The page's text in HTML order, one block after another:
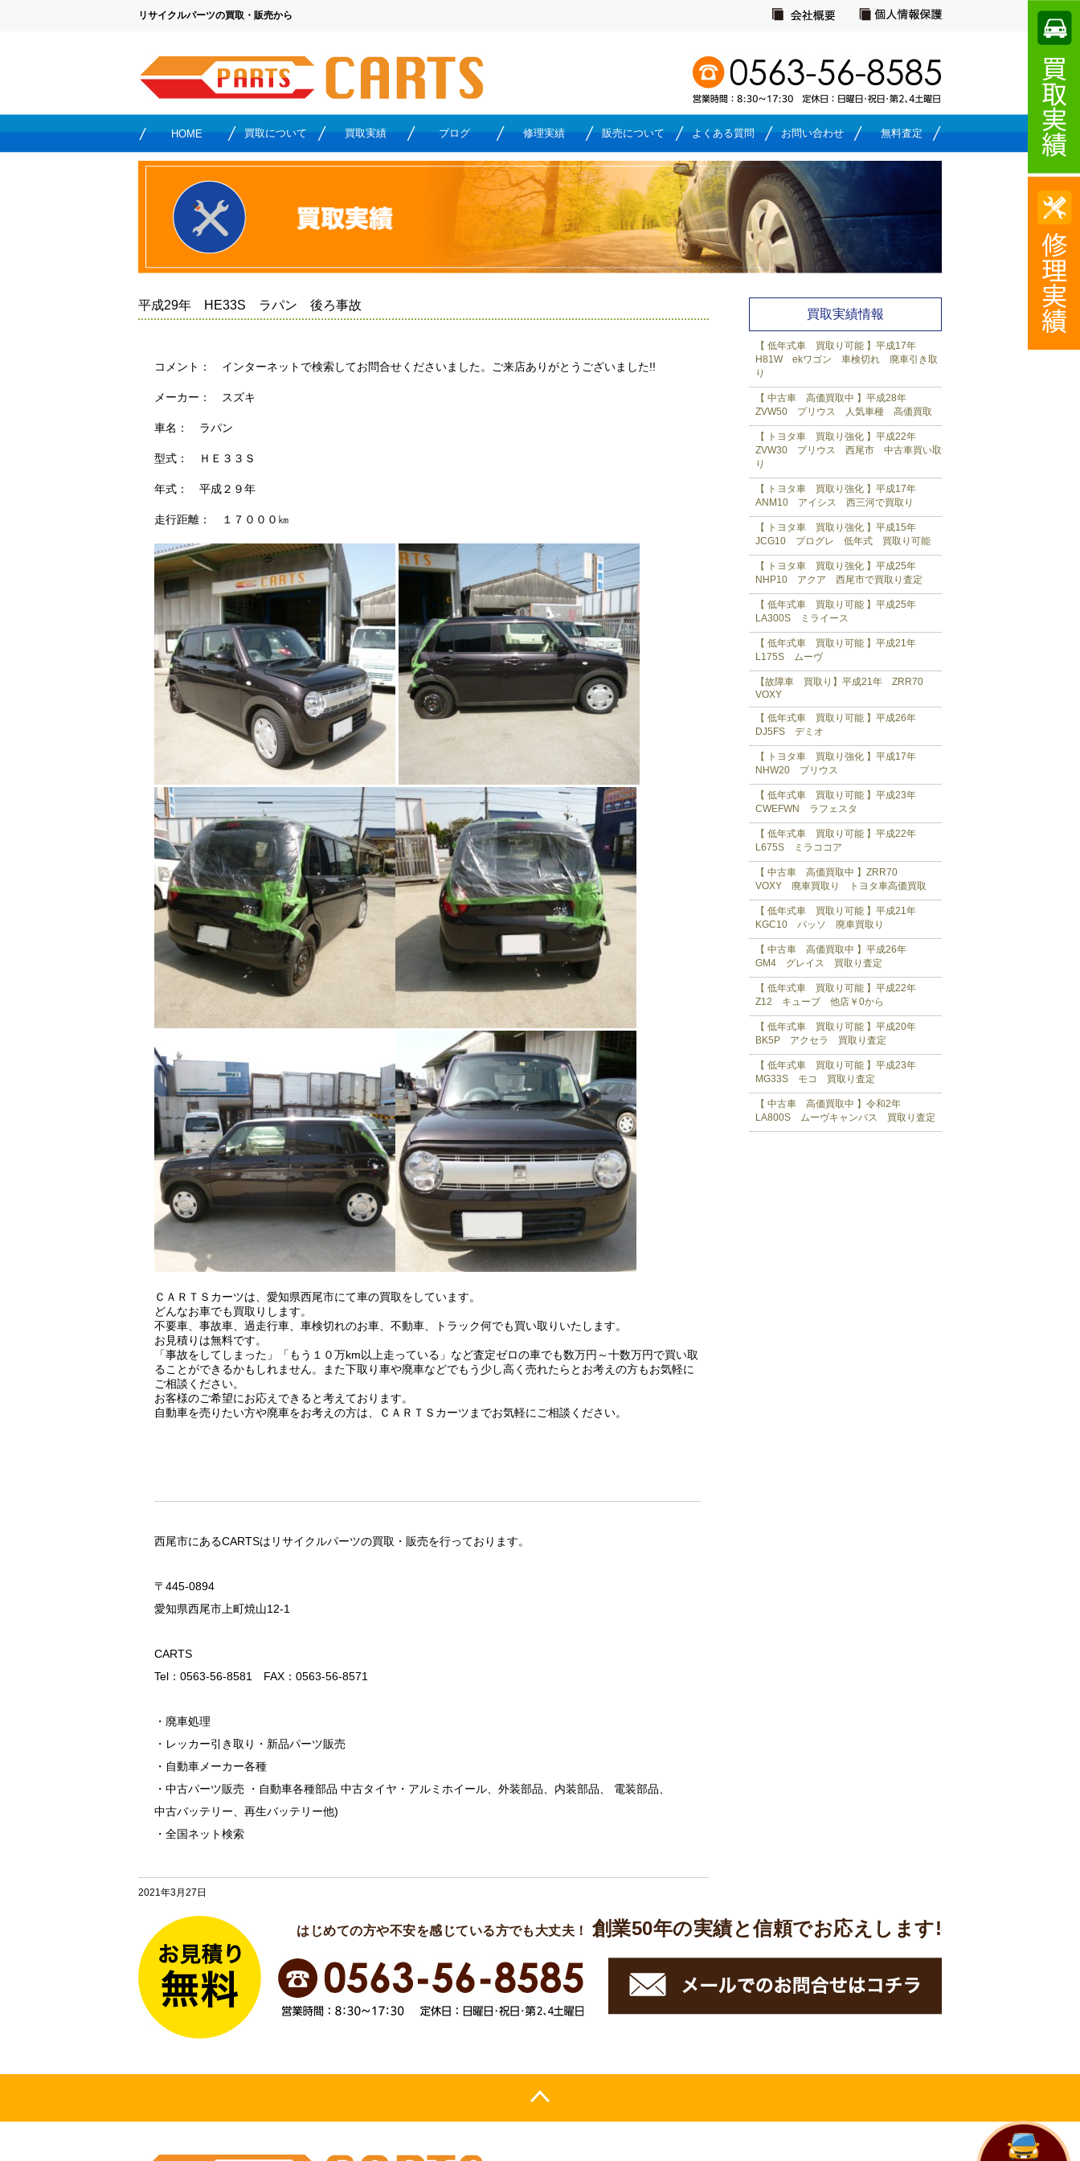
リサイクルパーツの買取・販売から
HOME 買取について 買取実績 ブログ 修理実績 販売について よくある質問 お問い合わせ 無料査定
買取実績一覧
平成29年 HE33S ラパン 後ろ事故
コメント： インターネットで検索してお問合せくださいました。ご来店ありがとうございました!!
メーカー： スズキ
車名： ラパン
型式： ＨＥ３３Ｓ
年式： 平成２９年
走行距離： １７０００㎞
ＣＡＲＴＳカーツは、愛知県西尾市にて車の買取をしています。
どんなお車でも買取りします。
不要車、事故車、過走行車、車検切れのお車、不動車、トラック何でも買い取りいたします。
お見積りは無料です。
「事故をしてしまった」「もう１０万km以上走っている」など査定ゼロの車でも数万円～十数万円で買い取
ることができるかもしれません。また下取り車や廃車などでもう少し高く売れたらとお考えの方もお気軽に
ご相談ください。
お客様のご希望にお応えできると考えております。
自動車を売りたい方や廃車をお考えの方は、ＣＡＲＴＳカーツまでお気軽にご相談ください。
西尾市にあるCARTSはリサイクルパーツの買取・販売を行っております。
〒445-0894
愛知県西尾市上町焼山12-1
CARTS
Tel：0563-56-8581 FAX：0563-56-8571
・廃車処理
・レッカー引き取り・新品パーツ販売
・自動車メーカー各種
・中古パーツ販売 ・自動車各種部品 中古タイヤ・アルミホイール、外装部品、内装部品、 電装部品、
中古バッテリー、再生バッテリー他)
・全国ネット検索
2021年3月27日
買取実績情報
【 低年式車 買取り可能 】平成17年
H81W ekワゴン 車検切れ 廃車引き取
り
【 中古車 高価買取中 】平成28年
ZVW50 プリウス 人気車種 高価買取
【 トヨタ車 買取り強化 】平成22年
ZVW30 プリウス 西尾市 中古車買い取
り
【 トヨタ車 買取り強化 】平成17年
ANM10 アイシス 西三河で買取り
【 トヨタ車 買取り強化 】平成15年
JCG10 プログレ 低年式 買取り可能
【 トヨタ車 買取り強化 】平成25年
NHP10 アクア 西尾市で買取り査定
【 低年式車 買取り可能 】平成25年
LA300S ミライース
【 低年式車 買取り可能 】平成21年
L175S ムーヴ
【故障車 買取り】平成21年 ZRR70
VOXY
【 低年式車 買取り可能 】平成26年
DJ5FS デミオ
【 トヨタ車 買取り強化 】平成17年
NHW20 プリウス
【 低年式車 買取り可能 】平成23年
CWEFWN ラフェスタ
【 低年式車 買取り可能 】平成22年
L675S ミラココア
【 中古車 高価買取中 】ZRR70
VOXY 廃車買取り トヨタ車高価買取
【 低年式車 買取り可能 】平成21年
KGC10 パッソ 廃車買取り
【 中古車 高価買取中 】平成26年
GM4 グレイス 買取り査定
【 低年式車 買取り可能 】平成22年
Z12 キューブ 他店￥0から
【 低年式車 買取り可能 】平成20年
BK5P アクセラ 買取り査定
【 低年式車 買取り可能 】平成23年
MG33S モコ 買取り査定
【 中古車 高価買取中 】令和2年
LA800S ムーヴキャンバス 買取り査定
はじめての方や不安を感じている方でも大丈夫！ 創業50年の実績と信頼でお応えします!